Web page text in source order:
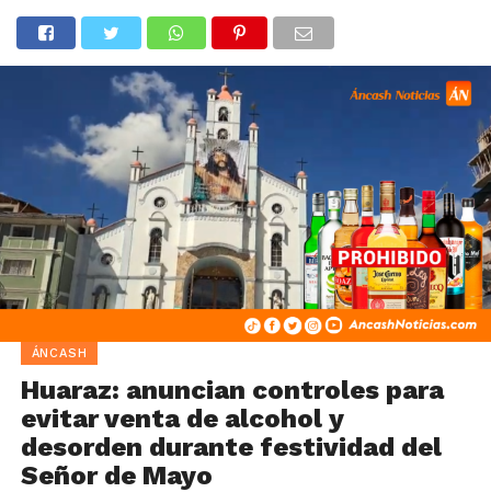
ÁNCASH
Huaraz: anuncian controles para
evitar venta de alcohol y
desorden durante festividad del
Señor de Mayo